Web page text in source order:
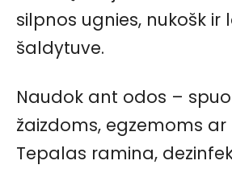
silpnos ugnies, nukošk ir
šaldytuve.
Naudok ant odos –
žaizdoms, egzemoms ar
Tepalas ramina,